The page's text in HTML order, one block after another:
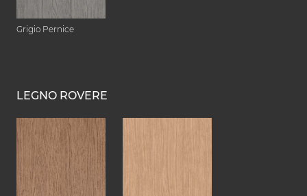
Grigio Pernice
LEGNO ROVERE